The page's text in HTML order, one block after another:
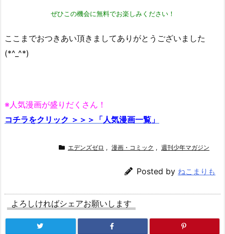
ぜひこの機会に無料でお楽しみください！
ここまでおつきあい頂きましてありがとうございました
(*^_^*)
※人気漫画が盛りだくさん！
コチラをクリック ＞＞＞「人気漫画一覧」
エデンズゼロ , 漫画・コミック , 週刊少年マガジン
Posted by ねこまりも
よろしければシェアお願いします